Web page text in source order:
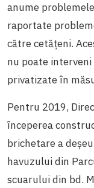
anume
raportate
către cetățeni.
nu poate
privatizate în
Pentru 2019,
începerea
brichetare a
havuzului din
scuarului din bd.